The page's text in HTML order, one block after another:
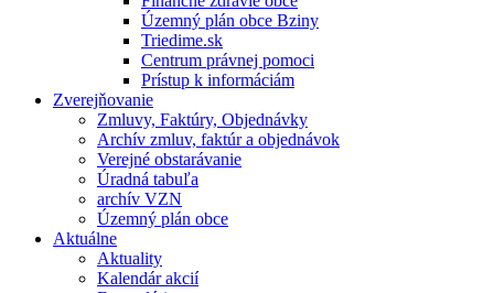
Územný plán obce Bziny
Triedime.sk
Centrum právnej pomoci
Prístup k informáciám
Zverejňovanie
Zmluvy, Faktúry, Objednávky
Archív zmluv, faktúr a objednávok
Verejné obstarávanie
Úradná tabuľa
archív VZN
Územný plán obce
Aktuálne
Aktuality
Kalendár akcií